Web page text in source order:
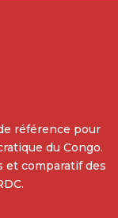
référence pour
du Congo.
et comparatif des